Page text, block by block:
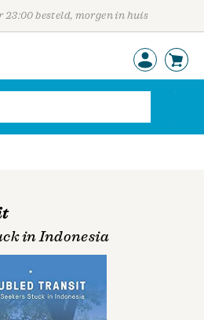
23:00 besteld, morgen in huis
in Indonesia